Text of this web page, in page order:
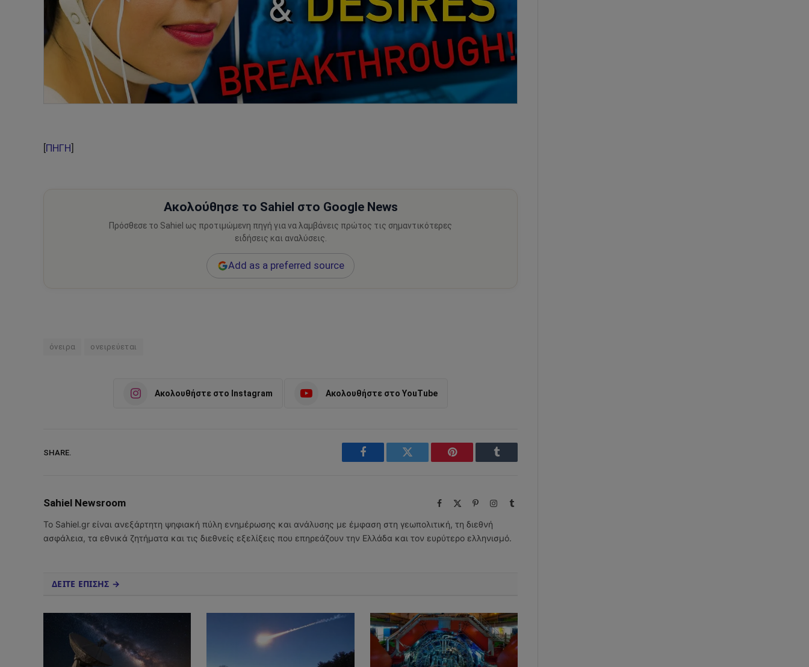
ΠΗΓΗ
Ακολούθησε το Sahiel στο Google News
Πρόσθεσε το Sahiel ως προτιμώμενη πηγή για να λαμβάνεις πρώτος τις σημαντικότερες
ειδήσεις και αναλύσεις.
Add as a preferred source
όνειρα ονειρεύεται
Ακολουθήστε στο Instagram Ακολουθήστε στο YouTube
SHARE.
Facebook Twitter Pinterest Tumblr
Sahiel Newsroom Facebook PinterestInstagram
Tumblr
Το Sahiel.gr είναι ανεξάρτητη ψηφιακή πύλη ενημέρωσης και ανάλυσης με έμφαση στη γεωπολιτική, τη διεθνή
ασφάλεια, τα εθνικά ζητήματα και τις διεθνείς εξελίξεις που επηρεάζουν την Ελλάδα και τον ευρύτερο ελληνισμό.
ΔΕΙΤΕ ΕΠΙΣΗΣ →